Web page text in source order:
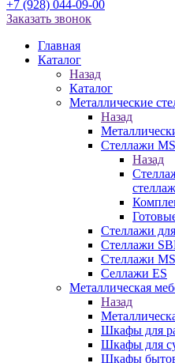
+7 (928) 044-09-00
Заказать звонок
Главная
Каталог
Назад
Каталог
Металлические
Назад
Стеллажи
Назад
Стеллажи
Стеллажи
Стеллажи
Селлажи ES
Металлическая
Назад
Шкафы для
Шкафы для
Шкафы